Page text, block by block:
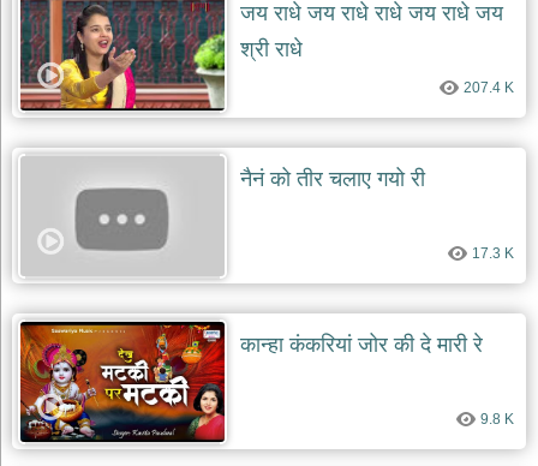
रानी
सती
दादी
भजन
rani
dadi
लाल
दयाल
भजन
lal
dayal
bhajans
शनि
देव
भजन
जय राधे जय राधे राधे जय राधे जय
श्री राधे
207.4 K
नैनं को तीर चलाए गयो री
17.3 K
कान्हा कंकरियां जोर की दे मारी रे
9.8 K